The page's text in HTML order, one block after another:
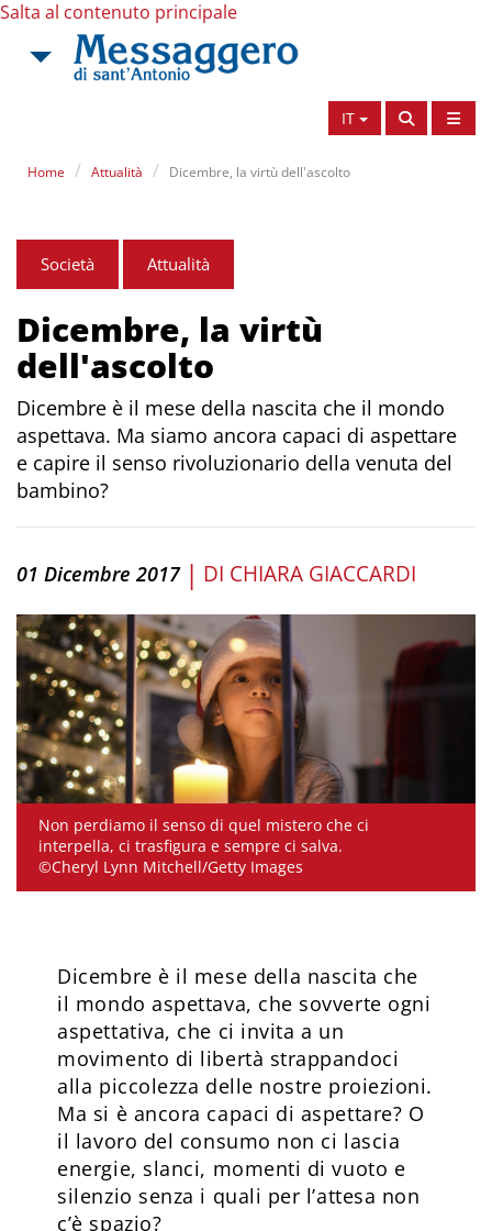
Salta al contenuto principale
IT
Home Attualità Dicembre, la virtù dell'ascolto
Società Attualità
Dicembre, la virtù
dell'ascolto
Dicembre è il mese della nascita che il mondo
aspettava. Ma siamo ancora capaci di aspettare
e capire il senso rivoluzionario della venuta del
bambino?
01 Dicembre 2017 | DI CHIARA GIACCARDI
Non perdiamo il senso di quel mistero che ci
interpella, ci trasfigura e sempre ci salva.
©Cheryl Lynn Mitchell/Getty Images
Dicembre è il mese della nascita che
il mondo aspettava, che sovverte ogni
aspettativa, che ci invita a un
movimento di libertà strappandoci
alla piccolezza delle nostre proiezioni.
Ma si è ancora capaci di aspettare? O
il lavoro del consumo non ci lascia
energie, slanci, momenti di vuoto e
silenzio senza i quali per l’attesa non
c’è spazio?